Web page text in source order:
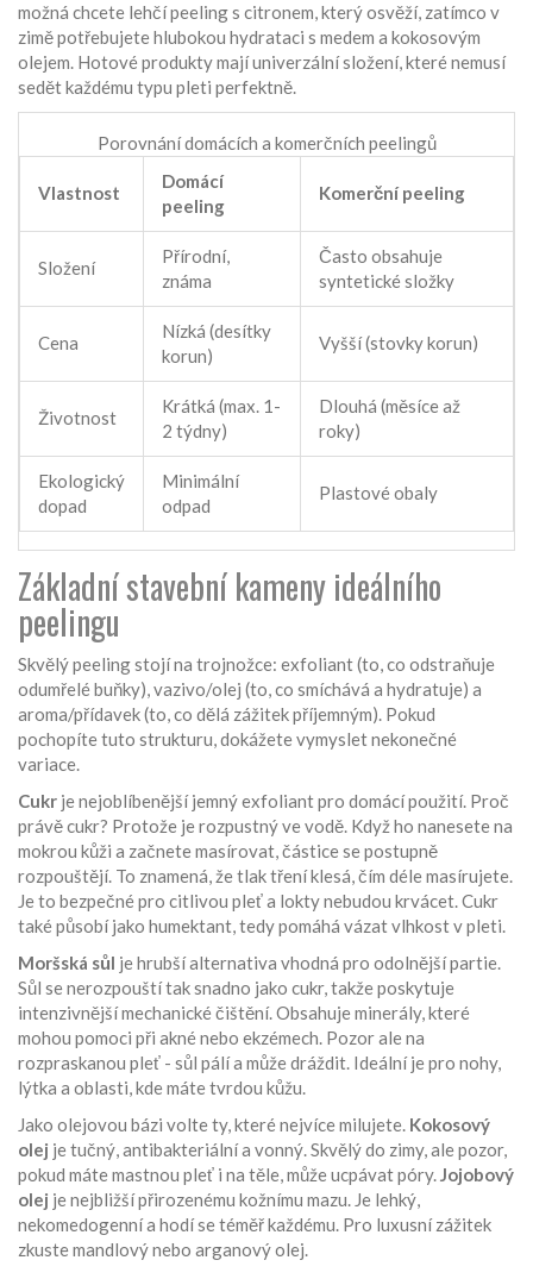
možná chcete lehčí peeling s citronem, který osvěží, zatímco v
zimě potřebujete hlubokou hydrataci s medem a kokosovým
olejem. Hotové produkty mají univerzální složení, které nemusí
sedět každému typu pleti perfektně.
Porovnání domácích a komerčních peelingů
Vlastnost
Domácí
peeling
Komerční peeling
Složení
Přírodní,
známa
Často obsahuje
syntetické složky
Cena
Nízká (desítky
korun)
Vyšší (stovky korun)
Životnost
Krátká (max. 1-
2 týdny)
Dlouhá (měsíce až
roky)
Ekologický
dopad
Minimální
odpad
Plastové obaly
Základní stavební kameny ideálního
peelingu
Skvělý peeling stojí na trojnožce: exfoliant (to, co odstraňuje
odumřelé buňky), vazivo/olej (to, co smíchává a hydratuje) a
aroma/přídavek (to, co dělá zážitek příjemným). Pokud
pochopíte tuto strukturu, dokážete vymyslet nekonečné
variace.
Cukr jenejoblíbenější jemný exfoliant pro domácí použití. Proč
právě cukr? Protože je rozpustný ve vodě. Když ho nanesete na
mokrou kůži a začnete masírovat, částice se postupně
rozpouštějí. To znamená, že tlak tření klesá, čím déle masírujete.
Je to bezpečné pro citlivou pleť a lokty nebudou krvácet. Cukr
také působí jako humektant, tedy pomáhá vázat vlhkost v pleti.
Moršská sůl jehrubší alternativa vhodná pro odolnější partie.
Sůl se nerozpouští tak snadno jako cukr, takže poskytuje
intenzivnější mechanické čištění. Obsahuje minerály, které
mohou pomoci při akné nebo ekzémech. Pozor ale na
rozpraskanou pleť - sůl pálí a může dráždit. Ideální je pro nohy,
lýtka a oblasti, kde máte tvrdou kůžu.
Jako olejovou bázi volte ty, které nejvíce milujete. Kokosový
olej jetučný, antibakteriální a vonný.Skvělý do zimy, ale pozor,
pokud máte mastnou pleť i na těle, může ucpávat póry.Jojobový
olej jenejbližší přirozenému kožnímu mazu. Je lehký,
nekomedogenní a hodí se téměř každému. Pro luxusní zážitek
zkuste mandlový nebo arganový olej.